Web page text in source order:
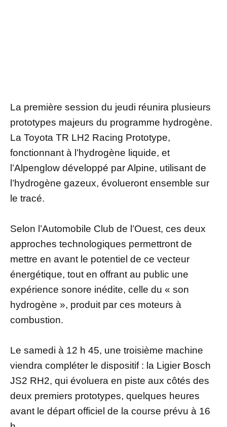
La première session du jeudi réunira plusieurs
prototypes majeurs du programme hydrogène.
La Toyota TR LH2 Racing Prototype,
fonctionnant à l’hydrogène liquide, et
l’Alpenglow développé par Alpine, utilisant de
l’hydrogène gazeux, évolueront ensemble sur
le tracé.
Selon l’Automobile Club de l’Ouest, ces deux
approches technologiques permettront de
mettre en avant le potentiel de ce vecteur
énergétique, tout en offrant au public une
expérience sonore inédite, celle du « son
hydrogène », produit par ces moteurs à
combustion.
Le samedi à 12 h 45, une troisième machine
viendra compléter le dispositif : la Ligier Bosch
JS2 RH2, qui évoluera en piste aux côtés des
deux premiers prototypes, quelques heures
avant le départ officiel de la course prévu à 16